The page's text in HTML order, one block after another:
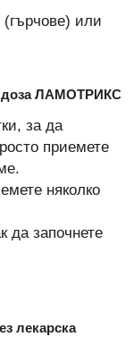
или
доза ЛАМОТРИКС
за да
приемете
няколко
да започнете
лекарска